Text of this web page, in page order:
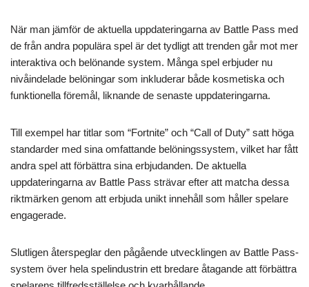
När man jämför de aktuella uppdateringarna av Battle Pass med
de från andra populära spel är det tydligt att trenden går mot mer
interaktiva och belönande system. Många spel erbjuder nu
nivåindelade belöningar som inkluderar både kosmetiska och
funktionella föremål, liknande de senaste uppdateringarna.
Till exempel har titlar som “Fortnite” och “Call of Duty” satt höga
standarder med sina omfattande belöningssystem, vilket har fått
andra spel att förbättra sina erbjudanden. De aktuella
uppdateringarna av Battle Pass strävar efter att matcha dessa
riktmärken genom att erbjuda unikt innehåll som håller spelare
engagerade.
Slutligen återspeglar den pågående utvecklingen av Battle Pass-
system över hela spelindustrin ett bredare åtagande att förbättra